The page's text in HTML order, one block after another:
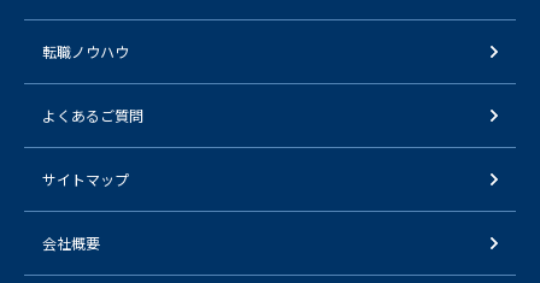
転職ノウハウ
よくあるご質問
サイトマップ
会社概要